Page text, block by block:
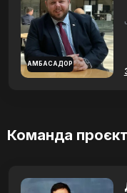
АМБАСАДОР
Команда